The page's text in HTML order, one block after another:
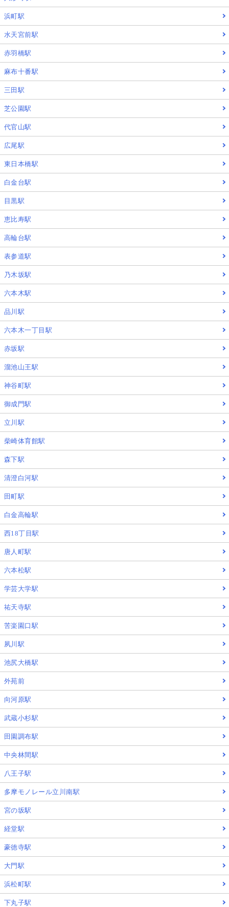
浜町駅
水天宮前駅
赤羽橋駅
麻布十番駅
三田駅
芝公園駅
代官山駅
広尾駅
東日本橋駅
白金台駅
目黒駅
恵比寿駅
高輪台駅
表参道駅
乃木坂駅
六本木駅
品川駅
六本木一丁目駅
赤坂駅
溜池山王駅
神谷町駅
御成門駅
立川駅
柴崎体育館駅
森下駅
清澄白河駅
田町駅
白金高輪駅
西18丁目駅
唐人町駅
六本松駅
学芸大学駅
祐天寺駅
苦楽園口駅
夙川駅
池尻大橋駅
外苑前
向河原駅
武蔵小杉駅
田園調布駅
中央林間駅
八王子駅
多摩モノレール立川南駅
宮の坂駅
経堂駅
豪徳寺駅
大門駅
浜松町駅
下丸子駅